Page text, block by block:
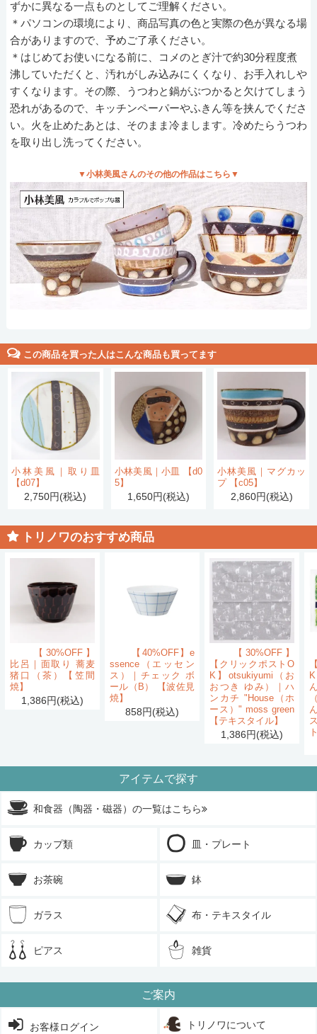
ずかに異なる一点ものとしてご理解ください。
＊パソコンの環境により、商品写真の色と実際の色が異なる場
合がありますので、予めご了承ください。
＊はじめてお使いになる前に、コメのとぎ汁で約30分程度煮
沸していただくと、汚れがしみ込みにくくなり、お手入れしや
すくなります。その際、うつわと鍋がぶつかると欠けてしまう
恐れがあるので、キッチンペーパーやふきん等を挟んでくださ
い。火を止めたあとは、そのまま冷まします。冷めたらうつわ
を取り出し洗ってください。
▼小林美風さんのその他の作品はこちら▼
この商品を買った人はこんな商品も買ってます
小林美風｜取り皿
【d07】
2,750円(税込)
小林美風｜小皿 【d0
5】
1,650円(税込)
小林美風｜マグカッ
プ 【c05】
2,860円(税込)
トリノワのおすすめ商品
【30%OFF】
比呂｜面取り 蕎麦
猪口（茶）【笠間
焼】
1,386円(税込)
【40%OFF】e
ssence（エッセン
ス）｜チェック ボ
ール（B） 【波佐見
焼】
858円(税込)
【30%OFF】
【クリックポストO
K】otsukiyumi（お
おつき ゆみ）｜ハ
ンカチ "House（ホ
ース）" moss green
【テキスタイル】
1,386円(税込)
アイテムで探す
和食器（陶器・磁器）の一覧はこちら
カップ類 皿・プレート
お茶碗 鉢
ガラス 布・テキスタイル
ピアス 雑貨
ご案内
お客様ログイン トリノワについて